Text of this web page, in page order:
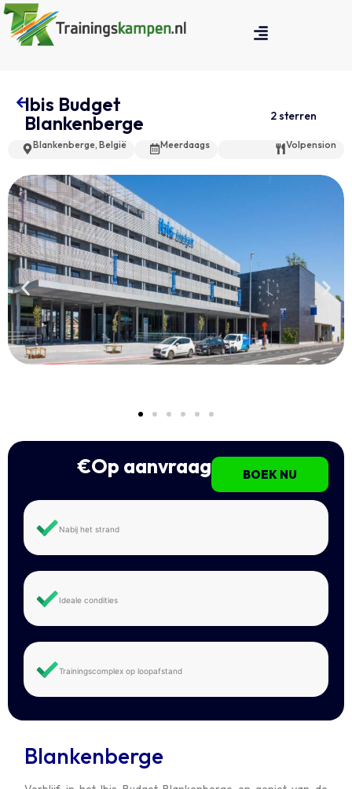
Ibis Budget
Blankenberge
2 sterren
Blankenberge, België Meerdaags Volpension
BOEK NU
€Op aanvraag
Nabij het strand
Ideale condities
Trainingscomplex op loopafstand
Blankenberge